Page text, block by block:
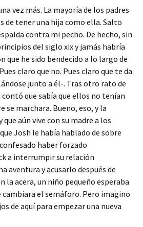
vez más. La mayoría de los padres
de tener una hija como ella. Salto
contra mi pecho. De hecho, sin
del siglo xix y jamás habría
que he sido bendecido a lo largo de
claro que no. Pues claro que te da
junto a él-. Tras otro rato de
que sabía que ellos no tenían
se marchara. Bueno, eso, y la
aún vive con su madre a los
Josh le había hablado de sobre
haber forzado
a interrumpir su relación
aventura y acusarlo después de
la acera, un niño pequeño esperaba
cambiara el semáforo. Pero imagino
de aquí para empezar una nueva